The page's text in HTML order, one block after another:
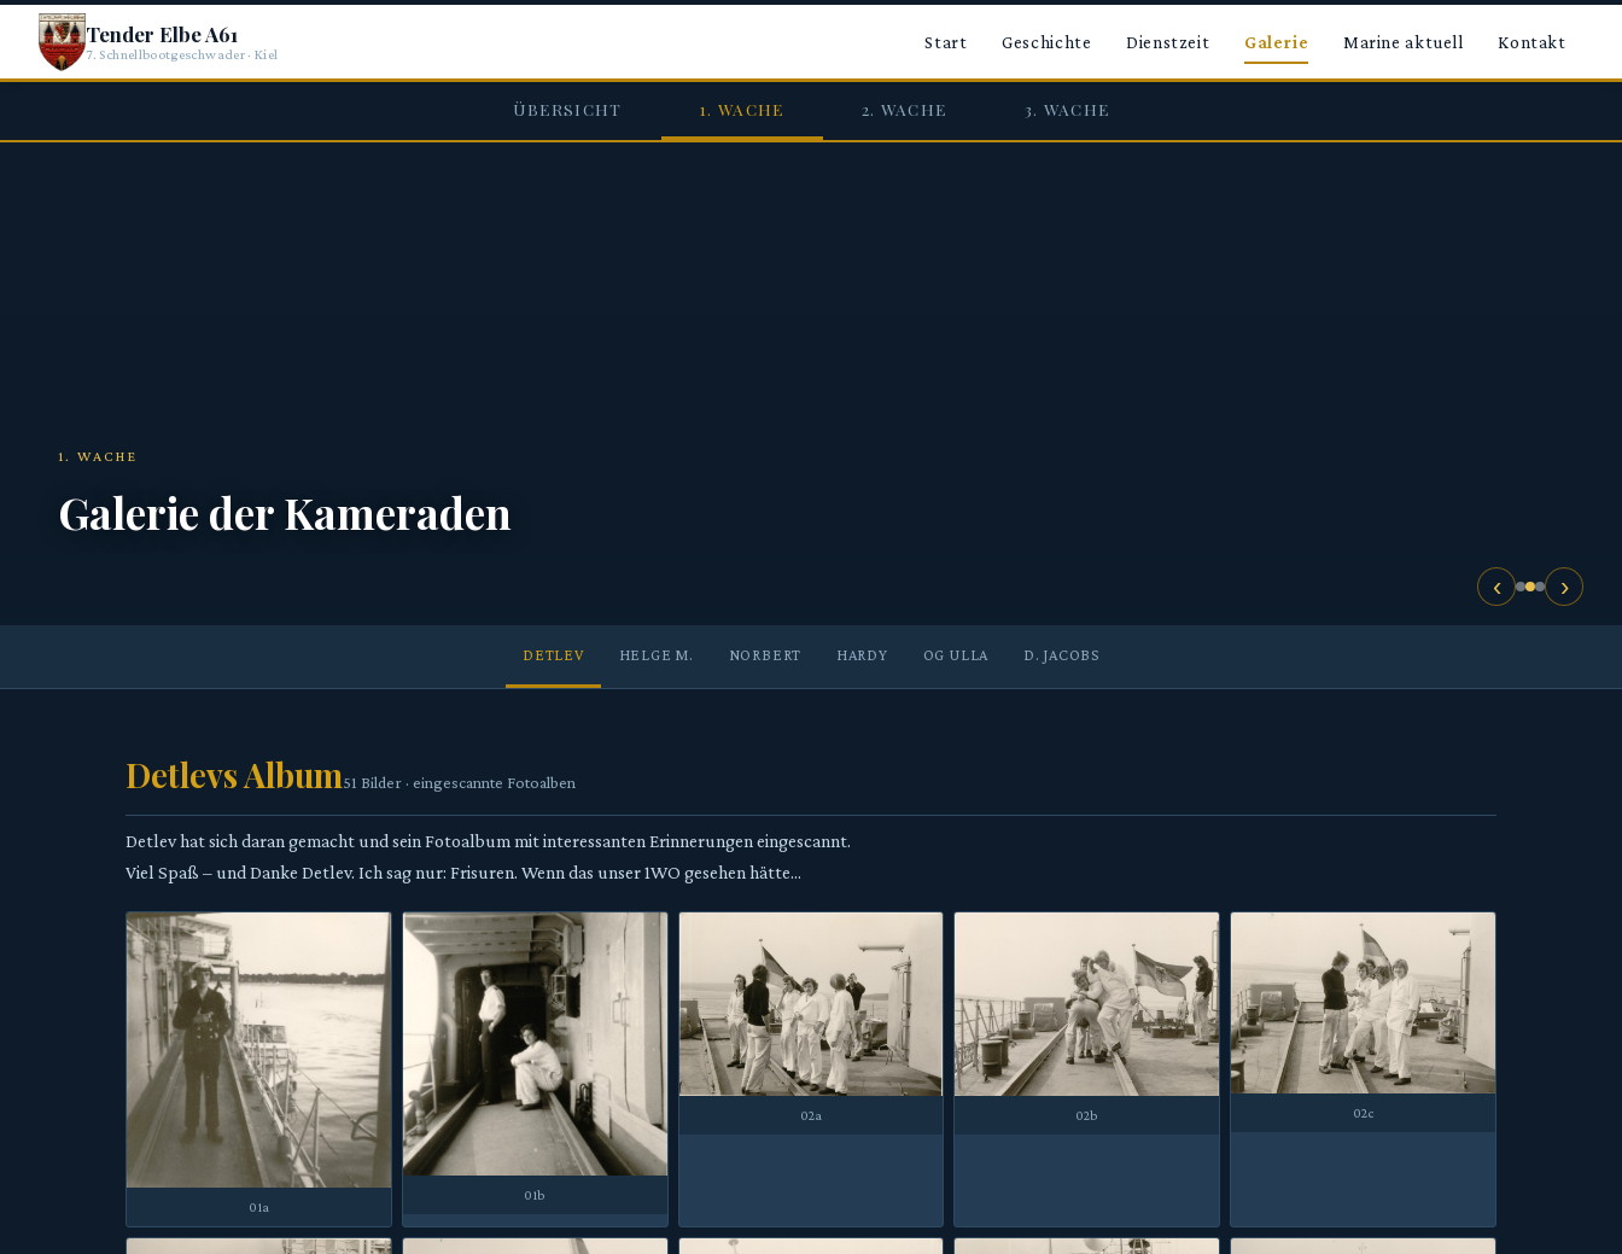
Tender Elbe A61
7. Schnellbootgeschwader · Kiel
Start Geschichte Dienstzeit Galerie Marine aktuell Kontakt
ÜBERSICHT 1. WACHE 2. WACHE 3. WACHE
1. WACHE
Galerie der Kameraden
‹ ›
DETLEV HELGE M. NORBERT HARDY OG ULLA D. JACOBS
Detlevs Album51 Bilder · eingescannte Fotoalben
Detlev hat sich daran gemacht und sein Fotoalbum mit interessanten Erinnerungen eingescannt.
Viel Spaß – und Danke Detlev. Ich sag nur: Frisuren. Wenn das unser 1WO gesehen hätte...
01a
01b
02a 02b 02c